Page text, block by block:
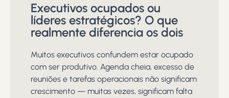
Executivos ocupados ou
líderes estratégicos? O que
realmente diferencia os dois
Muitos executivos confundem estar ocupado
com ser produtivo. Agenda cheia, excesso de
reuniões e tarefas operacionais não significam
crescimento — muitas vezes, significam falta